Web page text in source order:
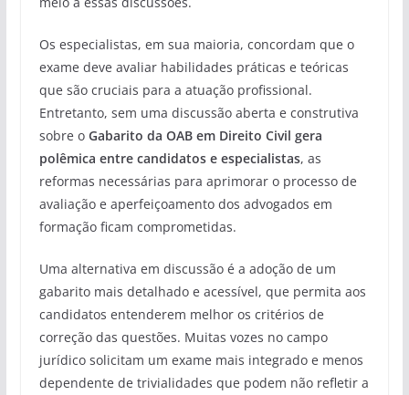
Os especialistas, em sua maioria, concordam que o
exame deve avaliar habilidades práticas e teóricas
que são cruciais para a atuação profissional.
Entretanto, sem uma discussão aberta e construtiva
sobre o Gabarito da OAB em Direito Civil gera
polêmica entre candidatos e especialistas, as
reformas necessárias para aprimorar o processo de
avaliação e aperfeiçoamento dos advogados em
formação ficam comprometidas.
Uma alternativa em discussão é a adoção de um
gabarito mais detalhado e acessível, que permita aos
candidatos entenderem melhor os critérios de
correção das questões. Muitas vozes no campo
jurídico solicitam um exame mais integrado e menos
dependente de trivialidades que podem não refletir a